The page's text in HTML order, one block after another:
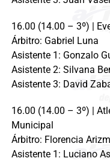
16.00 (14.00 – 3º) |
Árbitro: Gabriel Luna
Asistente 1: Gonzalo
Asistente 2: Silvana
Asistente 3: David
16.00 (14.00 – 3º) |
Municipal
Árbitro: Florencia
Asistente 1: Luciano